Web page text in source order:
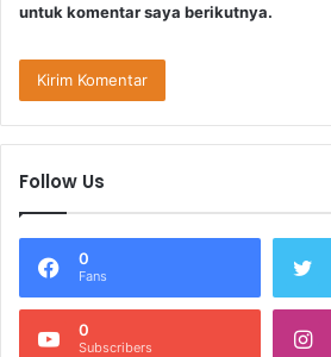
untuk komentar saya berikutnya.
Follow Us
0
Fans
0
Subscribers